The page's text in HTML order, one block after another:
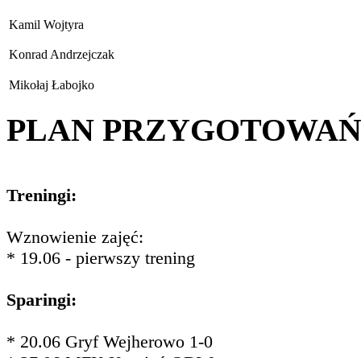
Kamil Wojtyra
Konrad Andrzejczak
Mikołaj Łabojko
PLAN PRZYGOTOWAŃ
Treningi:
Wznowienie zajęć:
* 19.06 - pierwszy trening
Sparingi:
* 20.06 Gryf Wejherowo 1-0